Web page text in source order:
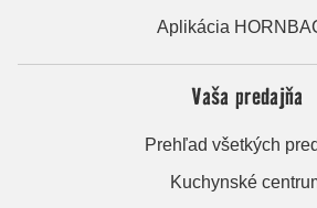
Aplikácia
Vaša predajňa
Prehľad všetkých
Kuchynské